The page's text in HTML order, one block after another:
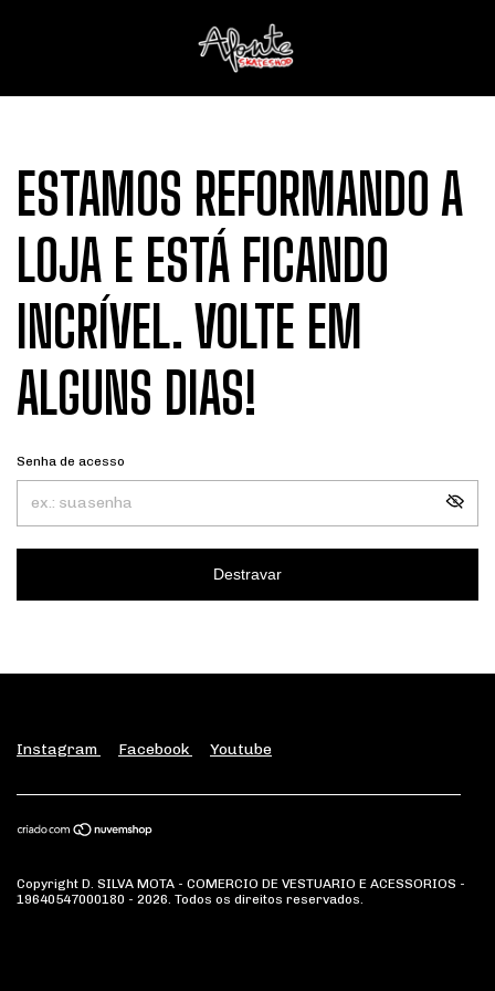
ESTAMOS REFORMANDO A
LOJA E ESTÁ FICANDO
INCRÍVEL. VOLTE EM
ALGUNS DIAS!
Senha de acesso
Destravar
Instagram Facebook Youtube
Copyright D. SILVA MOTA - COMERCIO DE VESTUARIO E ACESSORIOS -
19640547000180 - 2026. Todos os direitos reservados.